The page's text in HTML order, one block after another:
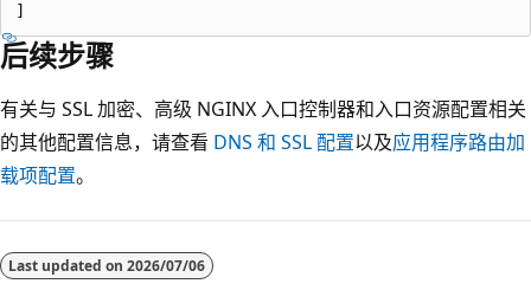
后续步骤
有关与 SSL 加密、高级 NGINX 入口控制器和入口资源配置相关
的其他配置信息，请查看 DNS 和 SSL 配置以及应用程序路由加
载项配置。
Last updated on 2026/07/06